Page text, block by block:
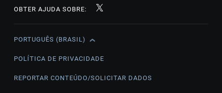
OBTER AJUDA SOBRE:
English
Čeština
PORTUGUÊS (BRASIL)
POLÍTICA DE PRIVACIDADE
REPORTAR CONTEÚDO/SOLICITAR DADOS